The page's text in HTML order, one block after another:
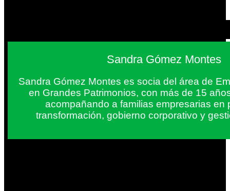
Sandra Gómez Montes
Sandra Gómez Montes es socia del área de
en Grandes Patrimonios, con más de 15
acompañando a familias empresarias en
transformación, gobierno corporativo y